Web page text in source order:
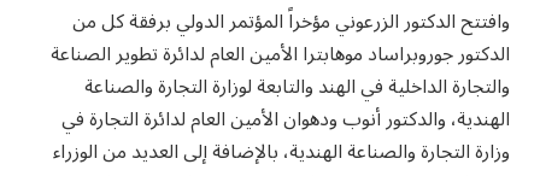
وافتتح الدكتور الزرعوني مؤخراً المؤتمر الدولي برفقة كل من
الدكتور جوروبراساد موهابترا الأمين العام لدائرة تطوير الصناعة
والتجارة الداخلية في الهند والتابعة لوزارة التجارة والصناعة
الهندية، والدكتور أنوب ودهوان الأمين العام لدائرة التجارة في
وزارة التجارة والصناعة الهندية، بالإضافة إلى العديد من الوزراء